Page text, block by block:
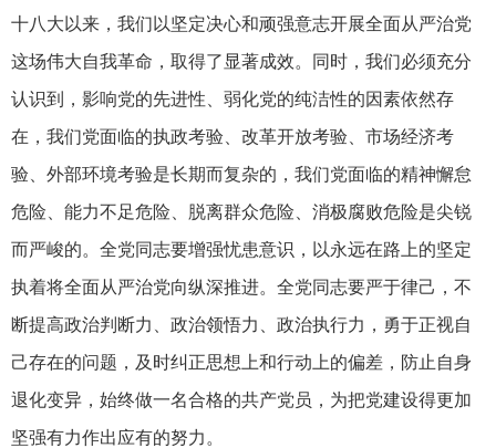
十八大以来，我们以坚定决心和顽强意志开展全面从严治党
这场伟大自我革命，取得了显著成效。同时，我们必须充分
认识到，影响党的先进性、弱化党的纯洁性的因素依然存
在，我们党面临的执政考验、改革开放考验、市场经济考
验、外部环境考验是长期而复杂的，我们党面临的精神懈怠
危险、能力不足危险、脱离群众危险、消极腐败危险是尖锐
而严峻的。全党同志要增强忧患意识，以永远在路上的坚定
执着将全面从严治党向纵深推进。全党同志要严于律己，不
断提高政治判断力、政治领悟力、政治执行力，勇于正视自
己存在的问题，及时纠正思想上和行动上的偏差，防止自身
退化变异，始终做一名合格的共产党员，为把党建设得更加
坚强有力作出应有的努力。